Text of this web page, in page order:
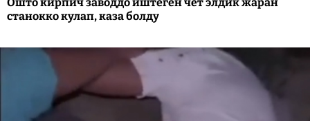
станокко кулап, каза болду